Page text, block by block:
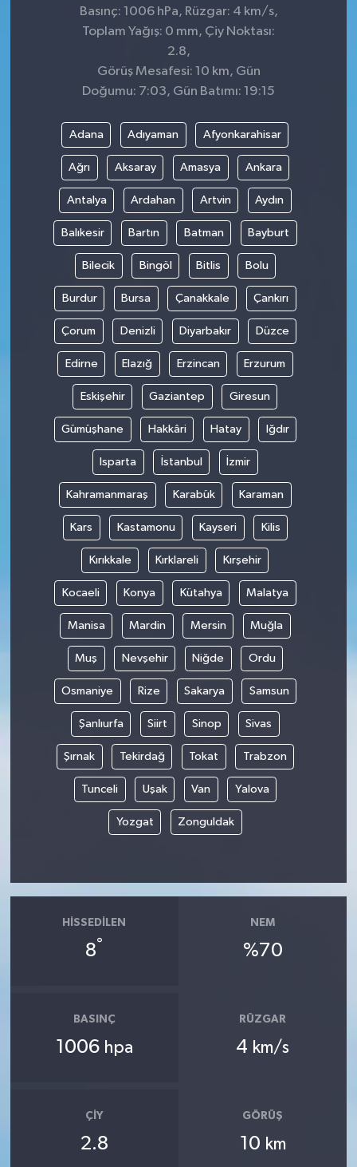
Basınç: 1006 hPa, Rüzgar: 4 km/s,
Toplam Yağış: 0 mm, Çiy Noktası:
2.8,
Görüş Mesafesi: 10 km, Gün
Doğumu: 7:03, Gün Batımı: 19:15
Adana Adıyaman Afyonkarahisar
Ağrı Aksaray Amasya Ankara
Antalya Ardahan Artvin Aydın
Balıkesir Bartın Batman Bayburt
Bilecik Bingöl Bitlis Bolu
Burdur Bursa Çanakkale Çankırı
Çorum Denizli Diyarbakır Düzce
Edirne Elazığ Erzincan Erzurum
Eskişehir Gaziantep Giresun
Gümüşhane Hakkâri Hatay Iğdır
Isparta İstanbul İzmir
Kahramanmaraş Karabük Karaman
Kars Kastamonu Kayseri Kilis
Kırıkkale Kırklareli Kırşehir
Kocaeli Konya Kütahya Malatya
Manisa Mardin Mersin Muğla
Muş Nevşehir Niğde Ordu
Osmaniye Rize Sakarya Samsun
Şanlıurfa Siirt Sinop Sivas
Şırnak Tekirdağ Tokat Trabzon
Tunceli Uşak Van Yalova
Yozgat Zonguldak
HISSEDILEN
8°
NEM
%70
BASINÇ
1006 hpa
RÜZGAR
4 km/s
ÇIY
2.8
GÖRÜŞ
10 km